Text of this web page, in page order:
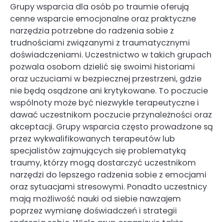
Grupy wsparcia dla osób po traumie oferują
cenne wsparcie emocjonalne oraz praktyczne
narzędzia potrzebne do radzenia sobie z
trudnościami związanymi z traumatycznymi
doświadczeniami. Uczestnictwo w takich grupach
pozwala osobom dzielić się swoimi historiami
oraz uczuciami w bezpiecznej przestrzeni, gdzie
nie będą osądzone ani krytykowane. To poczucie
wspólnoty może być niezwykle terapeutyczne i
dawać uczestnikom poczucie przynależności oraz
akceptacji. Grupy wsparcia często prowadzone są
przez wykwalifikowanych terapeutów lub
specjalistów zajmujących się problematyką
traumy, którzy mogą dostarczyć uczestnikom
narzędzi do lepszego radzenia sobie z emocjami
oraz sytuacjami stresowymi. Ponadto uczestnicy
mają możliwość nauki od siebie nawzajem
poprzez wymianę doświadczeń i strategii